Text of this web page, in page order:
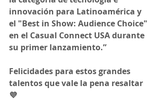
innovación para Latinoamérica y
el "Best in Show: Audience Choice"
en el Casual Connect USA durante
su primer lanzamiento.”
Felicidades para estos grandes
talentos que vale la pena resaltar
💜